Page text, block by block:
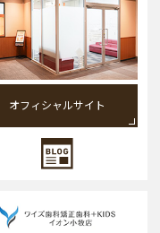
オフィシャルサイト